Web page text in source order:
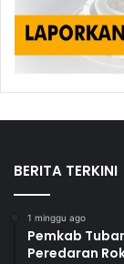
BERITA TERKINI
1 minggu ago
Pemkab
Peredaran